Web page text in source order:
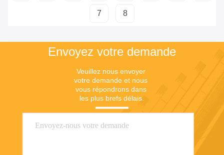
7 8
Envoyez votre demande
Veuillez nous envoyer
votre demande et nous
vous répondrons dans
les plus brefs délais.